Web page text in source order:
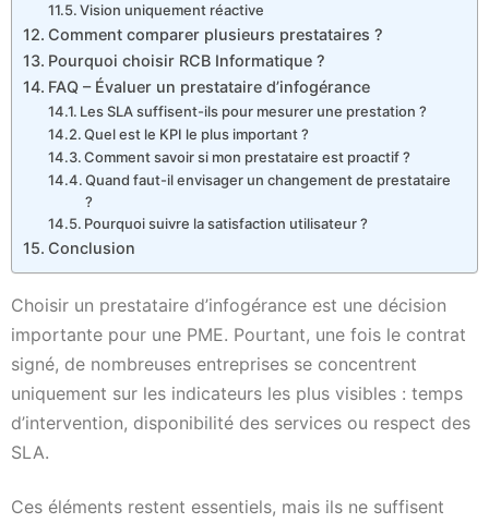
Vision uniquement réactive
Comment comparer plusieurs prestataires ?
Pourquoi choisir RCB Informatique ?
FAQ – Évaluer un prestataire d’infogérance
Les SLA suffisent-ils pour mesurer une prestation ?
Quel est le KPI le plus important ?
Comment savoir si mon prestataire est proactif ?
Quand faut-il envisager un changement de prestataire
?
Pourquoi suivre la satisfaction utilisateur ?
Conclusion
Choisir un prestataire d’infogérance est une décision
importante pour une PME. Pourtant, une fois le contrat
signé, de nombreuses entreprises se concentrent
uniquement sur les indicateurs les plus visibles : temps
d’intervention, disponibilité des services ou respect des
SLA.
Ces éléments restent essentiels, mais ils ne suffisent